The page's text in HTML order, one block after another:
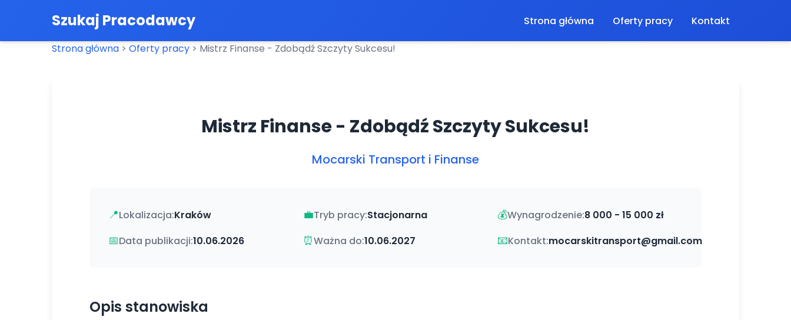
Szukaj Pracodawcy Strona główna Oferty pracy Kontakt
Strona główna > Oferty pracy > Mistrz Finanse - Zdobądź Szczyty Sukcesu!
Mistrz Finanse - Zdobądź Szczyty Sukcesu!
Mocarski Transport i Finanse
📍Lokalizacja:Kraków 💼Tryb pracy:Stacjonarna 💰Wynagrodzenie:8 000 - 15 000 zł
📅Data publikacji:10.06.2026 ⏰Ważna do:10.06.2027 📧Kontakt:mocarskitransport@gmail.com
Opis stanowiska